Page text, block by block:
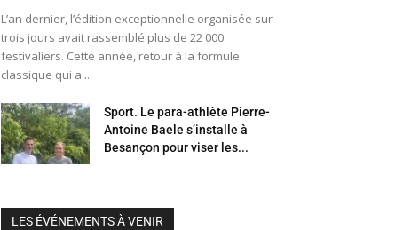
L’an dernier, l’édition exceptionnelle organisée sur
trois jours avait rassemblé plus de 22 000
festivaliers. Cette année, retour à la formule
classique qui a...
Sport. Le para-athlète Pierre-
Antoine Baele s’installe à
Besançon pour viser les...
LES ÉVÉNEMENTS À VENIR